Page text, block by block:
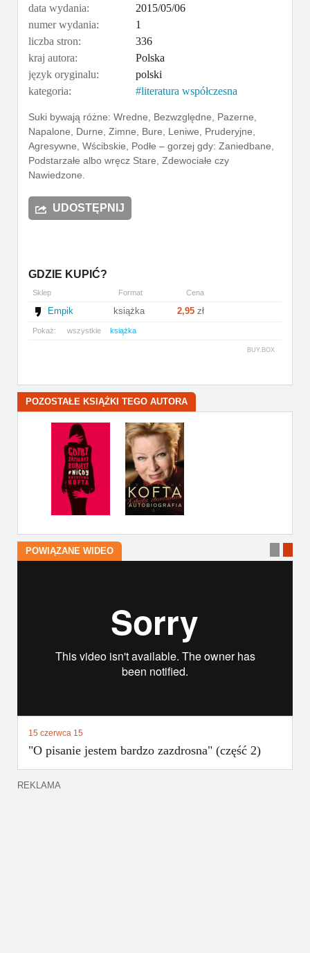
data wydania:
2015/05/06
numer wydania:
1
liczba stron:
336
kraj autora:
Polska
język oryginalu:
polski
kategoria:
literatura współczesna
Suki bywają różne: Wredne, Bezwzględne, Pazerne,
Napalone, Durne, Zimne, Bure, Leniwe, Pruderyjne,
Agresywne, Wścibskie, Podłe – gorzej gdy: Zaniedbane,
Podstarzałe albo wręcz Stare, Zdewociałe czy
Nawiedzone.
UDOSTĘPNIJ
GDZIE KUPIĆ?
Sklep Format Cena
Empik książka 2,95zł
Pokaż: wszystkie książka
BUY.BOX
POZOSTAŁE KSIĄŻKI TEGO AUTORA
POWIĄZANE WIDEO
15 czerwca 15
"O pisanie jestem bardzo zazdrosna" (część 2)
REKLAMA